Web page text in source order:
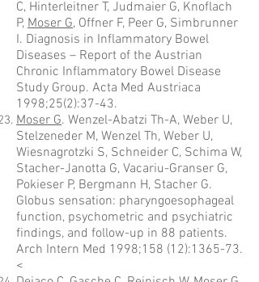
C, Hinterleitner T, Judmaier G, Knoflach
P, Moser G, Offner F, Peer G, Simbrunner
I. Diagnosis in Inflammatory Bowel
Diseases – Report of the Austrian
Chronic Inflammatory Bowel Disease
Study Group. Acta Med Austriaca
1998;25(2):37-43.
Moser G. Wenzel-Abatzi Th-A, Weber U,
Stelzeneder M, Wenzel Th, Weber U,
Wiesnagrotzki S, Schneider C, Schima W,
Stacher-Janotta G, Vacariu-Granser G,
Pokieser P, Bergmann H, Stacher G.
Globus sensation: pharyngoesophageal
function, psychometric and psychiatric
findings, and follow-up in 88 patients.
Arch Intern Med 1998;158 (12):1365-73.
<